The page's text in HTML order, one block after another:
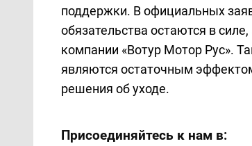
поддержки. В официальных
обязательства остаются в
компании «Вотур Мотор Рус».
являются остаточным
решения об уходе.